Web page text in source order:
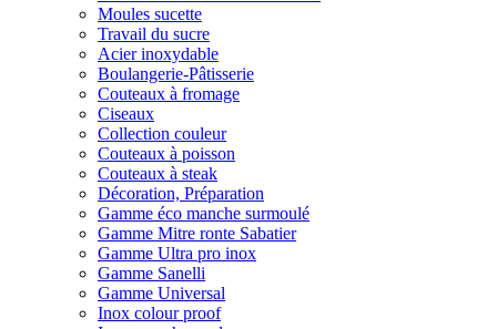
Moules sucette
Travail du sucre
Acier inoxydable
Boulangerie-Pâtisserie
Couteaux à fromage
Ciseaux
Collection couleur
Couteaux à poisson
Couteaux à steak
Décoration, Préparation
Gamme éco manche surmoulé
Gamme Mitre ronte Sabatier
Gamme Ultra pro inox
Gamme Sanelli
Gamme Universal
Inox colour proof